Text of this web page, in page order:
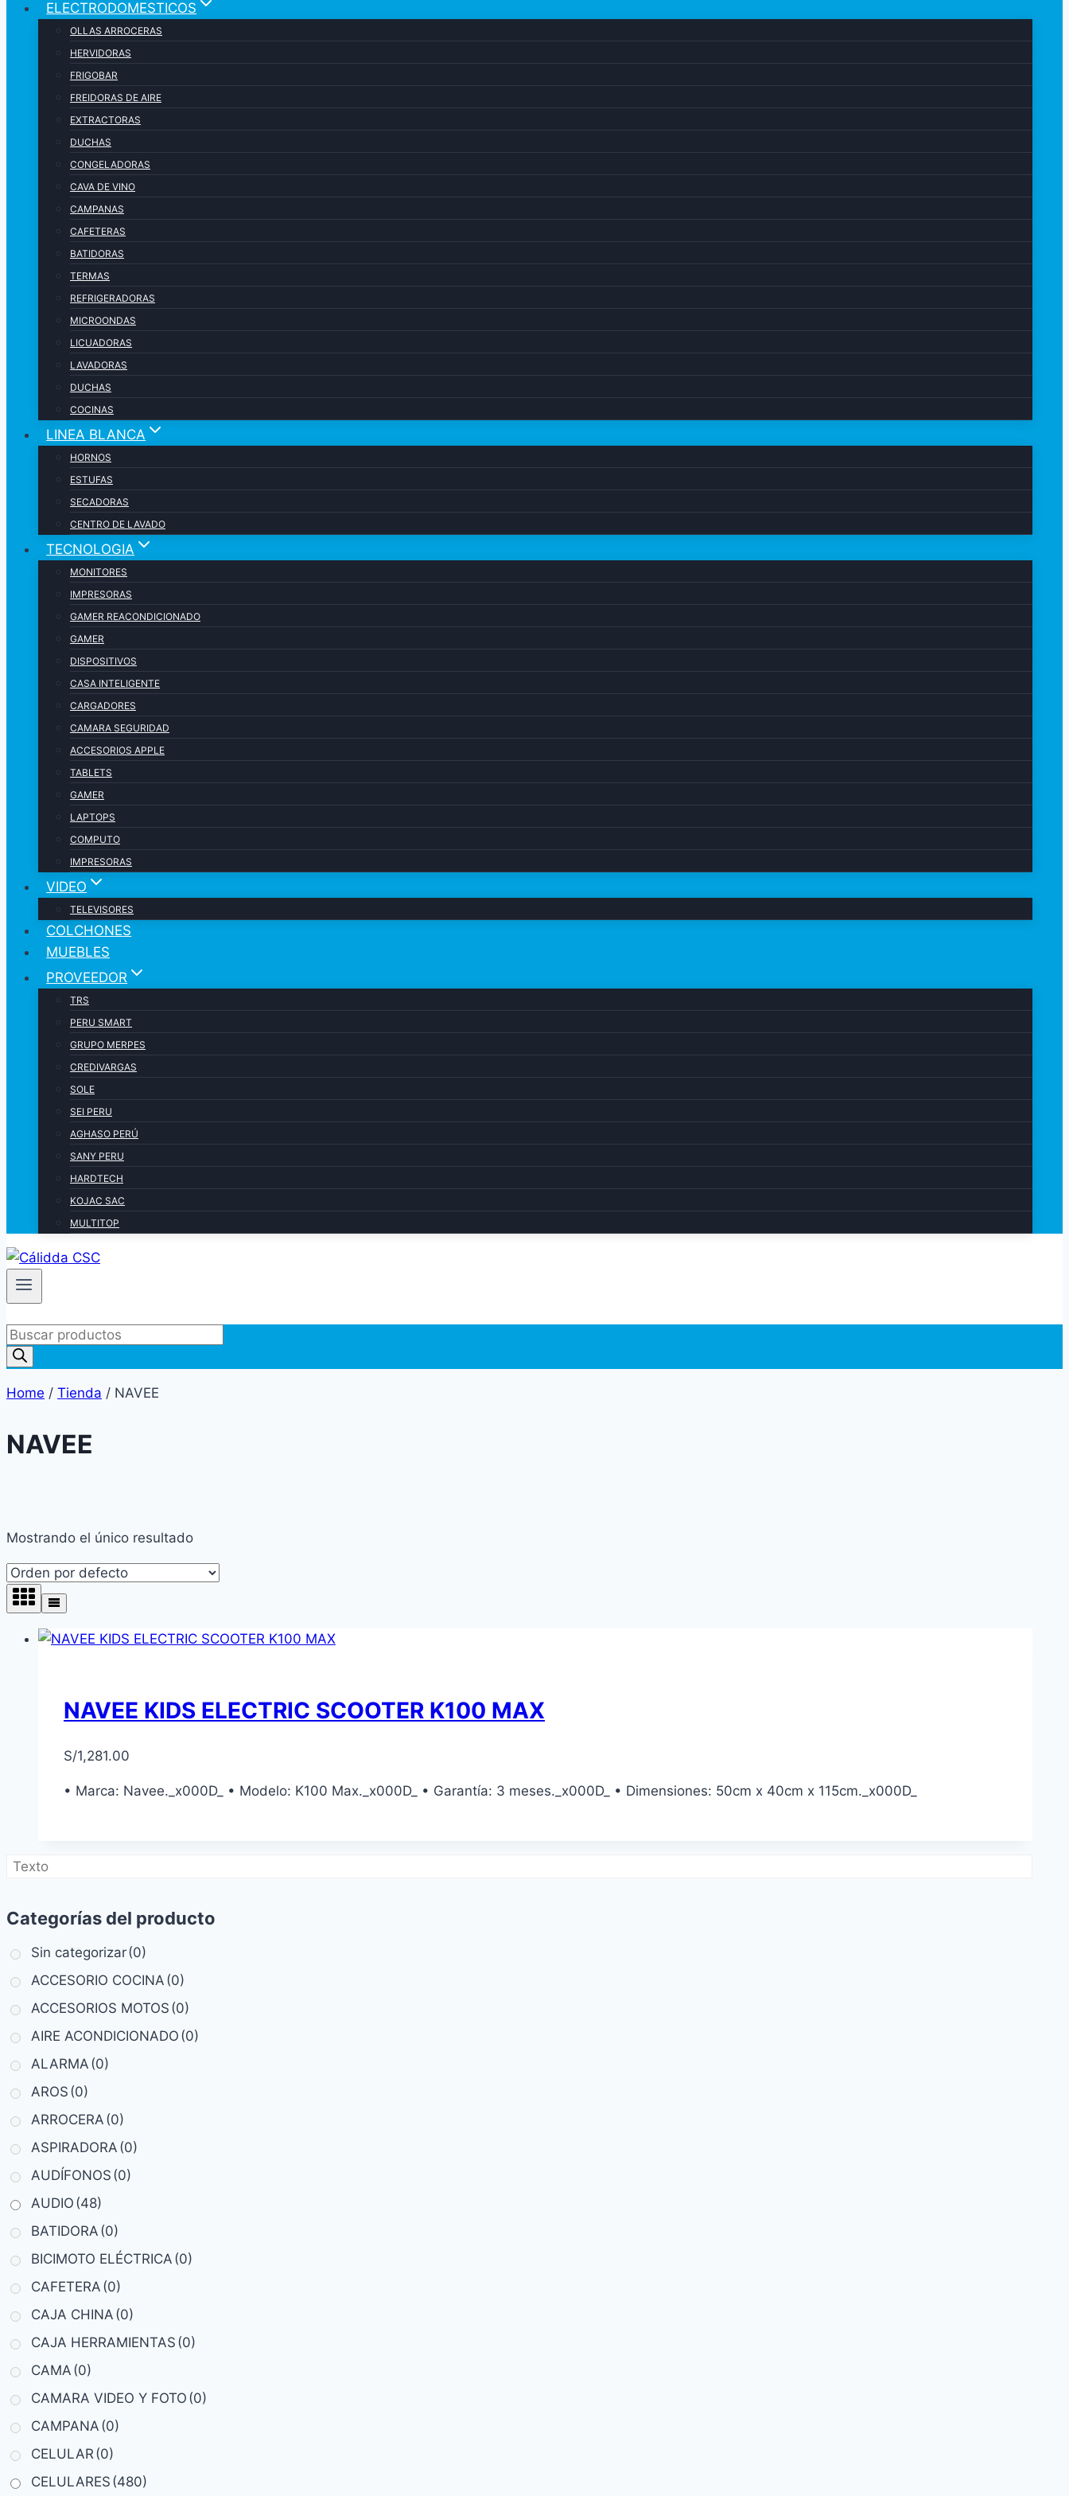
ELECTRODOMESTICOS
OLLAS ARROCERAS
HERVIDORAS
FRIGOBAR
FREIDORAS DE AIRE
EXTRACTORAS
DUCHAS
CONGELADORAS
CAVA DE VINO
CAMPANAS
CAFETERAS
BATIDORAS
TERMAS
REFRIGERADORAS
MICROONDAS
LICUADORAS
LAVADORAS
DUCHAS
COCINAS
LINEA BLANCA
HORNOS
ESTUFAS
SECADORAS
CENTRO DE LAVADO
TECNOLOGIA
MONITORES
IMPRESORAS
GAMER REACONDICIONADO
GAMER
DISPOSITIVOS
CASA INTELIGENTE
CARGADORES
CAMARA SEGURIDAD
ACCESORIOS APPLE
TABLETS
GAMER
LAPTOPS
COMPUTO
IMPRESORAS
VIDEO
TELEVISORES
COLCHONES
MUEBLES
PROVEEDOR
TRS
PERU SMART
GRUPO MERPES
CREDIVARGAS
SOLE
SEI PERU
AGHASO PERÚ
SANY PERU
HARDTECH
KOJAC SAC
MULTITOP
Products
search
Home / Tienda / NAVEE
NAVEE
Mostrando el único resultado
NAVEE KIDS ELECTRIC SCOOTER K100 MAX
S/1,281.00
• Marca: Navee._x000D_ • Modelo: K100 Max._x000D_ • Garantía: 3 meses._x000D_ • Dimensiones: 50cm x 40cm x 115cm._x000D_
Categorías del producto
Sin categorizar(0)
ACCESORIO COCINA (0)
ACCESORIOS MOTOS (0)
AIRE ACONDICIONADO (0)
ALARMA (0)
AROS (0)
ARROCERA (0)
ASPIRADORA (0)
AUDÍFONOS (0)
AUDIO (48)
BATIDORA (0)
BICIMOTO ELÉCTRICA (0)
CAFETERA (0)
CAJA CHINA (0)
CAJA HERRAMIENTAS (0)
CAMA (0)
CAMARA VIDEO Y FOTO (0)
CAMPANA (0)
CELULAR(0)
CELULARES (480)